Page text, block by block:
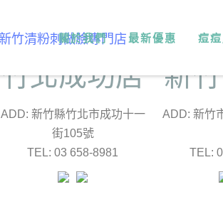
關於我們 最新優惠 痘
竹北成功店
ADD: 新竹縣竹北市成功十一
街105號
TEL: 03 658-8981
新
ADD: 新竹
TEL: